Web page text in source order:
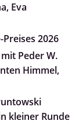
Eva
2026
Peder W.
Himmel,
kleiner Runde